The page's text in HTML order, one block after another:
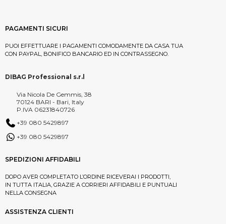
PAGAMENTI SICURI
PUOI EFFETTUARE I PAGAMENTI COMODAMENTE DA CASA TUA
CON PAYPAL, BONIFICO BANCARIO ED IN CONTRASSEGNO.
DIBAG Professional s.r.l
Via Nicola De Gemmis, 38
70124 BARI - Bari, Italy
P.IVA 06231840726
+39 080 5429897
+39 080 5429897
SPEDIZIONI AFFIDABILI
DOPO AVER COMPLETATO L’ORDINE RICEVERAI I PRODOTTI,
IN TUTTA ITALIA, GRAZIE A CORRIERI AFFIDABILI E PUNTUALI
NELLA CONSEGNA
ASSISTENZA CLIENTI